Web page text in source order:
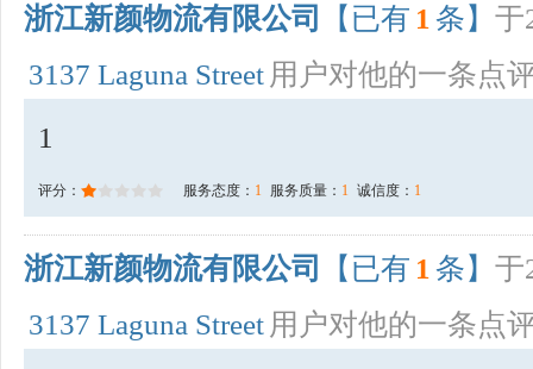
浙江新颜物流有限公司 【已有 1 条】 于
3137 Laguna Street 用户对他的一条点
1
评分： 服务态度： 1 服务质量： 1 诚信度： 1
浙江新颜物流有限公司 【已有 1 条】 于
3137 Laguna Street 用户对他的一条点